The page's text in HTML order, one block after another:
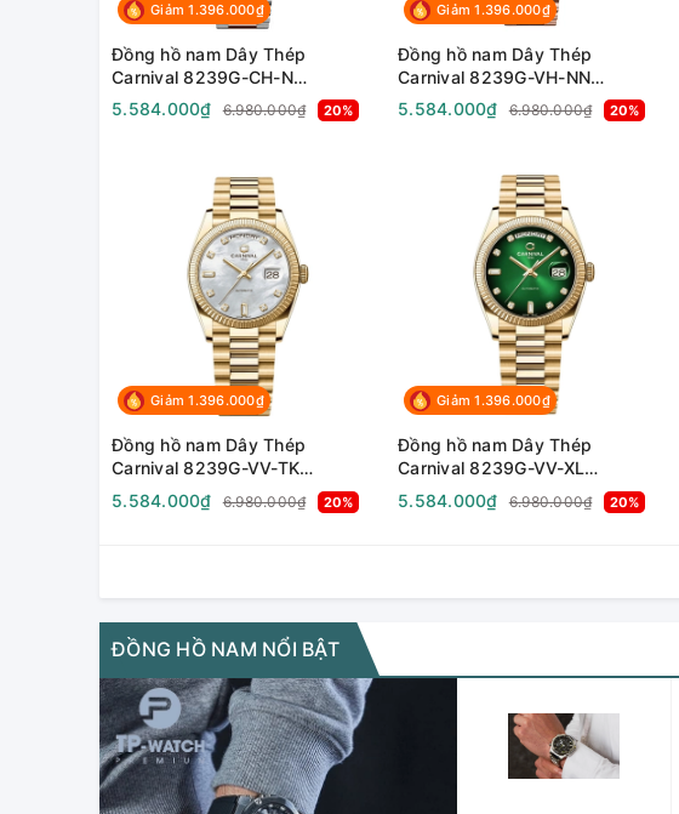
Giảm 1.396.000₫
Đồng hồ nam Dây Thép
Carnival 8239G-CH-N
Automatic - Kính Sapphire -
Size 38mm - Chống nước 50m
5.584.000₫ 6.980.000₫ 20%
Giảm 1.396.000₫
Đồng hồ nam Dây Thép
Carnival 8239G-VH-NN
Automatic - Kính Sapphire -
Size 38mm - Chống nước 50m
5.584.000₫ 6.980.000₫ 20%
Giảm 1.396.000₫
Đồng hồ nam Dây Thép
Carnival 8239G-VV-TK
Automatic - Kính Sapphire -
Size 38mm - Chống nước 50m
5.584.000₫ 6.980.000₫ 20%
Giảm 1.396.000₫
Đồng hồ nam Dây Thép
Carnival 8239G-VV-XL
Automatic - Kính Sapphire -
Size 38mm - Chống nước 50m
5.584.000₫ 6.980.000₫ 20%
ĐỒNG HỒ NAM NỔI BẬT